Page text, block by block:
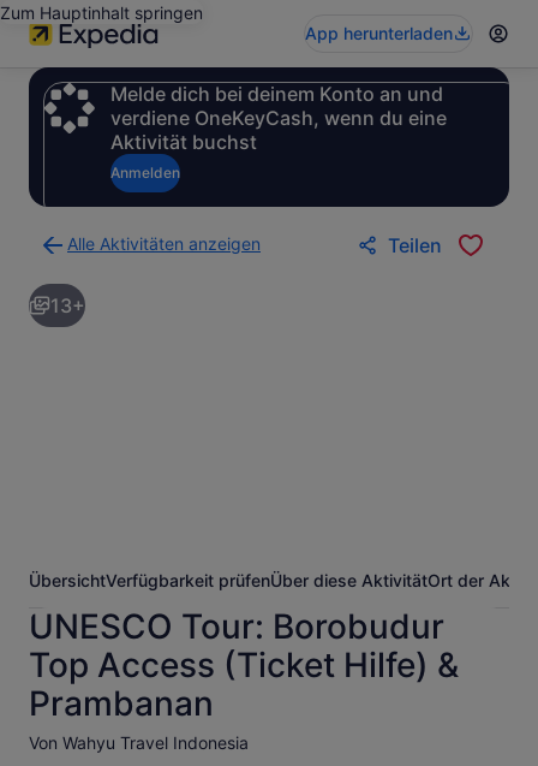
Zum Hauptinhalt springen
App herunterladen
Melde dich bei deinem Konto an und
verdiene OneKeyCash, wenn du eine
Aktivität buchst
Anmelden
Alle Aktivitäten anzeigen
zur
Ergebnisseite
für
Teilen
13+
ÜbersichtVerfügbarkeit prüfenÜber diese AktivitätOrt der
UNESCO Tour: Borobudur
Top Access (Ticket Hilfe) &
Prambanan
Von Wahyu Travel Indonesia